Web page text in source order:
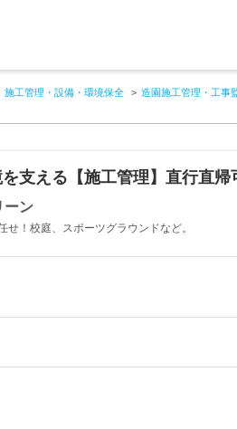
施工管理・設備・環境保全 造園施工管理・工事
支える【施工管理】直行直
ーン
せ！校庭、スポーツグラウンドなど。